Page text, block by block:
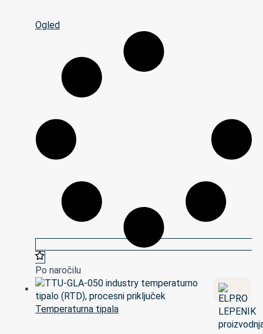
Ogled
Po naročilu
Temperaturna tipala